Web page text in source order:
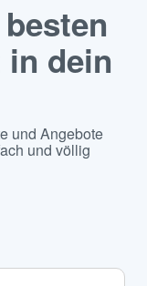
dein
und Angebote
und völlig